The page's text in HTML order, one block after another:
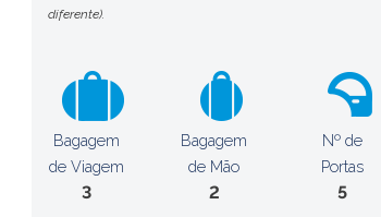
diferente).
Bagagem
de Viagem
3
Bagagem
de Mão
2
Nº de
Portas
5